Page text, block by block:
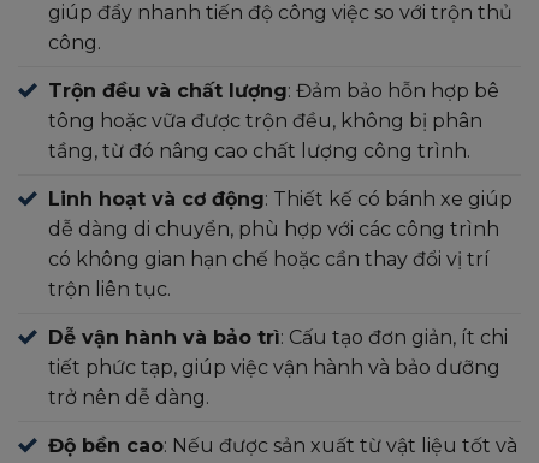
giúp đẩy nhanh tiến độ công việc so với trộn thủ
công.
Trộn đều và chất lượng: Đảm bảo hỗn hợp bê
tông hoặc vữa được trộn đều, không bị phân
tầng, từ đó nâng cao chất lượng công trình.
Linh hoạt và cơ động: Thiết kế có bánh xe giúp
dễ dàng di chuyển, phù hợp với các công trình
có không gian hạn chế hoặc cần thay đổi vị trí
trộn liên tục.
Dễ vận hành và bảo trì: Cấu tạo đơn giản, ít chi
tiết phức tạp, giúp việc vận hành và bảo dưỡng
trở nên dễ dàng.
Độ bền cao: Nếu được sản xuất từ vật liệu tốt và